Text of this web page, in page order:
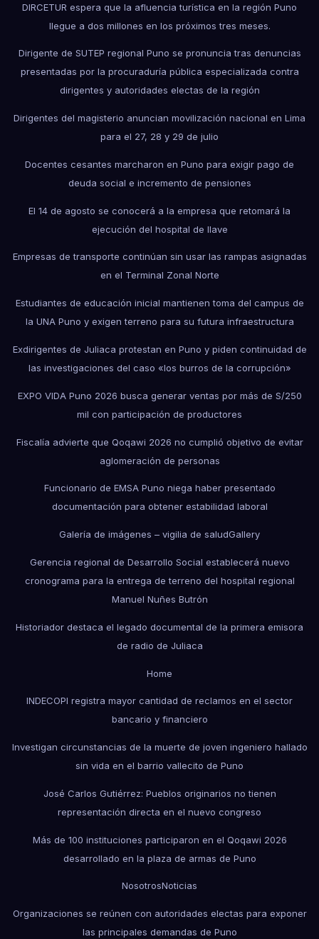
DIRCETUR espera que la afluencia turística en la región Puno
llegue a dos millones en los próximos tres meses.
Dirigente de SUTEP regional Puno se pronuncia tras denuncias
presentadas por la procuraduría pública especializada contra
dirigentes y autoridades electas de la región
Dirigentes del magisterio anuncian movilización nacional en Lima
para el 27, 28 y 29 de julio
Docentes cesantes marcharon en Puno para exigir pago de
deuda social e incremento de pensiones
El 14 de agosto se conocerá a la empresa que retomará la
ejecución del hospital de Ilave
Empresas de transporte continúan sin usar las rampas asignadas
en el Terminal Zonal Norte
Estudiantes de educación inicial mantienen toma del campus de
la UNA Puno y exigen terreno para su futura infraestructura
Exdirigentes de Juliaca protestan en Puno y piden continuidad de
las investigaciones del caso «los burros de la corrupción»
EXPO VIDA Puno 2026 busca generar ventas por más de S/250
mil con participación de productores
Fiscalía advierte que Qoqawi 2026 no cumplió objetivo de evitar
aglomeración de personas
Funcionario de EMSA Puno niega haber presentado
documentación para obtener estabilidad laboral
Galería de imágenes – vigilia de saludGallery
Gerencia regional de Desarrollo Social establecerá nuevo
cronograma para la entrega de terreno del hospital regional
Manuel Nuñes Butrón
Historiador destaca el legado documental de la primera emisora
de radio de Juliaca
Home
INDECOPI registra mayor cantidad de reclamos en el sector
bancario y financiero
Investigan circunstancias de la muerte de joven ingeniero hallado
sin vida en el barrio vallecito de Puno
José Carlos Gutiérrez: Pueblos originarios no tienen
representación directa en el nuevo congreso
Más de 100 instituciones participaron en el Qoqawi 2026
desarrollado en la plaza de armas de Puno
NosotrosNoticias
Organizaciones se reúnen con autoridades electas para exponer
las principales demandas de Puno